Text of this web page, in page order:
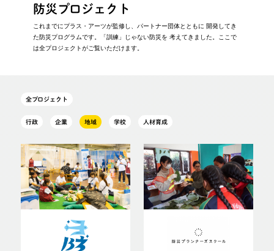
防災プロジェクト
これまでにプラス・アーツが監修し、パートナー団体とともに 開発してき
た防災プログラムです。「訓練」じゃない防災を 考えてきました。ここで
は全プロジェクトがご覧いただけます。
全プロジェクト
行政 企業 地域 学校 人材育成